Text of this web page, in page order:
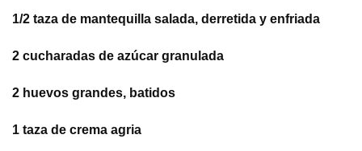
1/2 taza de mantequilla salada, derretida y enfriada
2 cucharadas de azúcar granulada
2 huevos grandes, batidos
1 taza de crema agria